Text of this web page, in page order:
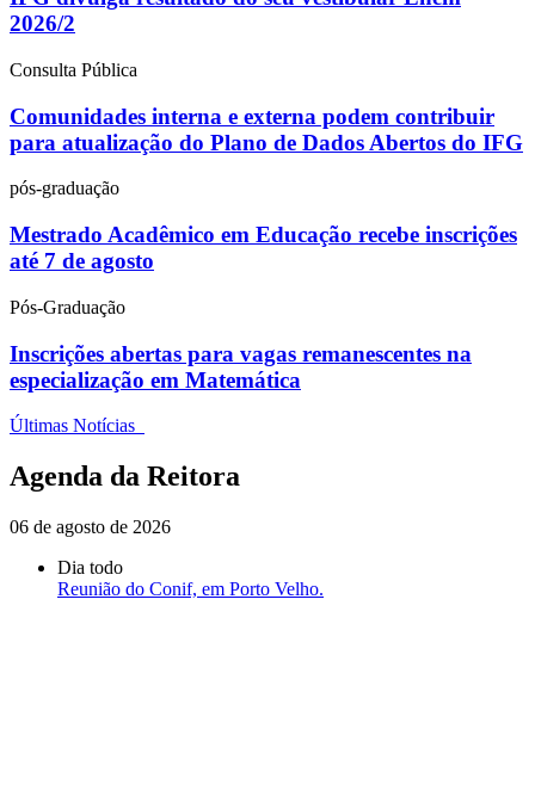
2026/2
Consulta Pública
Comunidades interna e externa podem contribuir
para atualização do Plano de Dados Abertos do IFG
pós-graduação
Mestrado Acadêmico em Educação recebe inscrições
até 7 de agosto
Pós-Graduação
Inscrições abertas para vagas remanescentes na
especialização em Matemática
Últimas Notícias
Agenda da Reitora
06 de agosto de 2026
Dia todo
Reunião do Conif, em Porto Velho.